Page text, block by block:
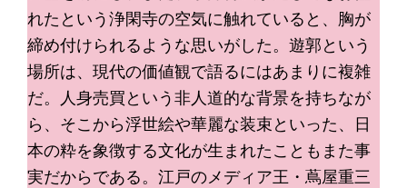
れたという浄閑寺の空気に触れていると、胸が
締め付けられるような思いがした。遊郭という
場所は、現代の価値観で語るにはあまりに複雑
だ。人身売買という非人道的な背景を持ちなが
ら、そこから浮世絵や華麗な装束といった、日
本の粋を象徴する文化が生まれたこともまた事
実だからである。江戸のメディア王・蔦屋重三